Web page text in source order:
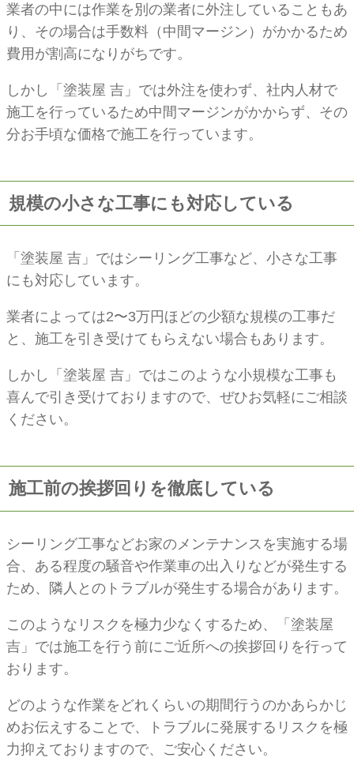
業者の中には作業を別の業者に外注していることもあ
り、その場合は手数料（中間マージン）がかかるため
費用が割高になりがちです。
しかし「塗装屋 吉」では外注を使わず、社内人材で
施工を行っているため中間マージンがかからず、その
分お手頃な価格で施工を行っています。
規模の小さな工事にも対応している
「塗装屋 吉」ではシーリング工事など、小さな工事
にも対応しています。
業者によっては2〜3万円ほどの少額な規模の工事だ
と、施工を引き受けてもらえない場合もあります。
しかし「塗装屋 吉」ではこのような小規模な工事も
喜んで引き受けておりますので、ぜひお気軽にご相談
ください。
施工前の挨拶回りを徹底している
シーリング工事などお家のメンテナンスを実施する場
合、ある程度の騒音や作業車の出入りなどが発生する
ため、隣人とのトラブルが発生する場合があります。
このようなリスクを極力少なくするため、「塗装屋
吉」では施工を行う前にご近所への挨拶回りを行って
おります。
どのような作業をどれくらいの期間行うのかあらかじ
めお伝えすることで、トラブルに発展するリスクを極
力抑えておりますので、ご安心ください。